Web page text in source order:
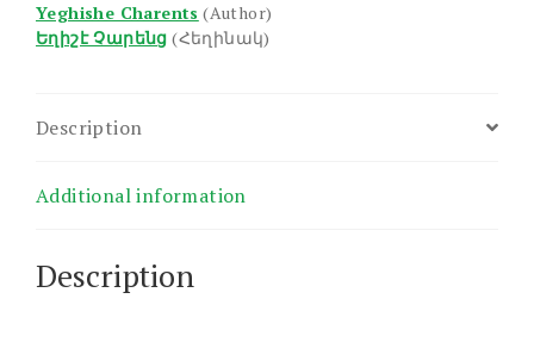
Yeghishe Charents (Author)
Եղիշէ Չարենց (Հեղինակ)
Description
Additional information
Description